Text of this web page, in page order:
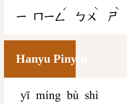
ㄧ ㄇㄧㄥ
ˊ
ㄅㄨ
ˋ
ㄕ
ˋ
Hanyu Pinyin
yī míng bù shì